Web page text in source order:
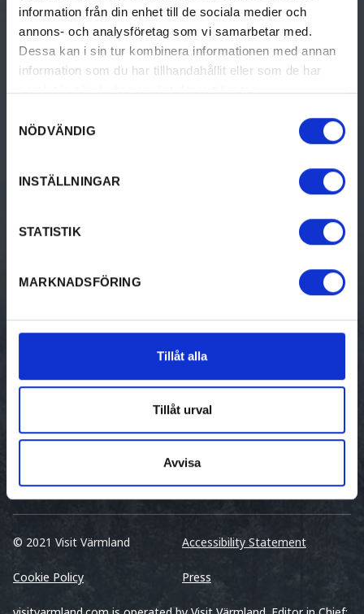
information från din enhet till de sociala medier och
annons- och analysföretag som vi samarbetar med.
Dessa kan i sin tur kombinera informationen med annan
information som du har tillhandahållit eller som de har
samlat in när du har använt deras tjänster.
NÖDVÄNDIG
INSTÄLLNINGAR
STATISTIK
MARKNADSFÖRING
Tillåt alla
Tillåt urval
Avvisa
Accommodation
Design & shopping
Events
Tourist Information
Camping
Hostel
Unique Accommodation
Vacation in Värmland
© 2021 Visit Värmland Accessibility Statement
Cookie Policy Press